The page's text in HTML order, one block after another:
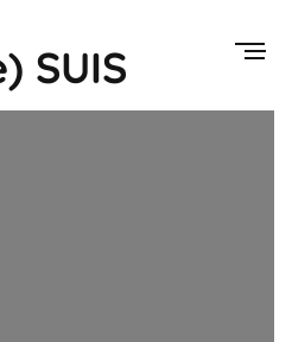
SUIS